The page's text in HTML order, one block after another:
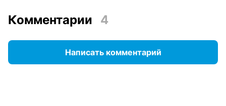
Комментарии 4
Написать комментарий